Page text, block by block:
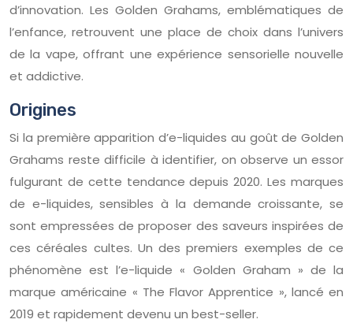
d’innovation. Les Golden Grahams, emblématiques de
l’enfance, retrouvent une place de choix dans l’univers
de la vape, offrant une expérience sensorielle nouvelle
et addictive.
Origines
Si la première apparition d’e-liquides au goût de Golden
Grahams reste difficile à identifier, on observe un essor
fulgurant de cette tendance depuis 2020. Les marques
de e-liquides, sensibles à la demande croissante, se
sont empressées de proposer des saveurs inspirées de
ces céréales cultes. Un des premiers exemples de ce
phénomène est l’e-liquide « Golden Graham » de la
marque américaine « The Flavor Apprentice », lancé en
2019 et rapidement devenu un best-seller.